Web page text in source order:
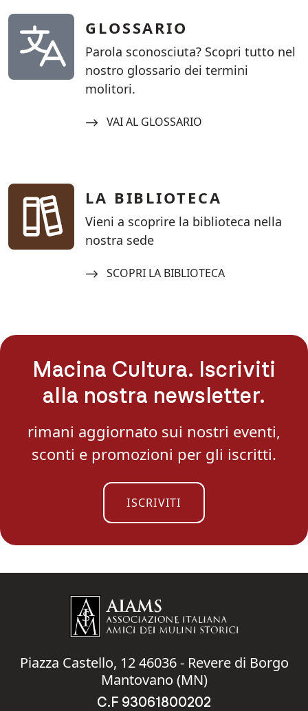
GLOSSARIO
Parola sconosciuta? Scopri tutto nel
nostro glossario dei termini
molitori.
Navigate to:
VAI AL GLOSSARIO
LA BIBLIOTECA
Vieni a scoprire la biblioteca nella
nostra sede
Navigate to:
SCOPRI LA BIBLIOTECA
Macina Cultura. Iscriviti
alla nostra newsletter.
rimani aggiornato sui nostri eventi,
sconti e promozioni per gli iscritti.
ISCRIVITI
Piazza Castello, 12 46036 - Revere di Borgo
Mantovano (MN)
C.F 93061800202